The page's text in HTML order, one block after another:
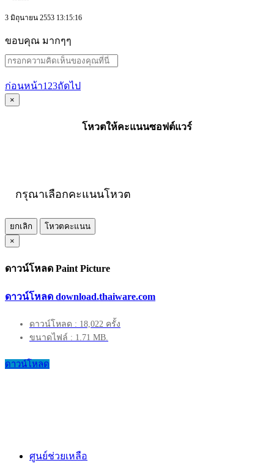
3 มิถุนายน 2553 13:15:16
ขอบคุณ มากๆๆ
ก่อนหน้า1 23ถัดไป
×
โหวตให้คะแนนซอฟต์แวร์
กรุณาเลือกคะแนนโหวต
ยกเลิก
โหวตคะแนน
×
ดาวน์โหลด Paint Picture
ดาวน์โหลด download.thaiware.com
ดาวน์โหลด : 18,022 ครั้ง
ขนาดไฟล์ : 1.71 MB.
ดาวน์โหลด
ศูนย์ช่วยเหลือ